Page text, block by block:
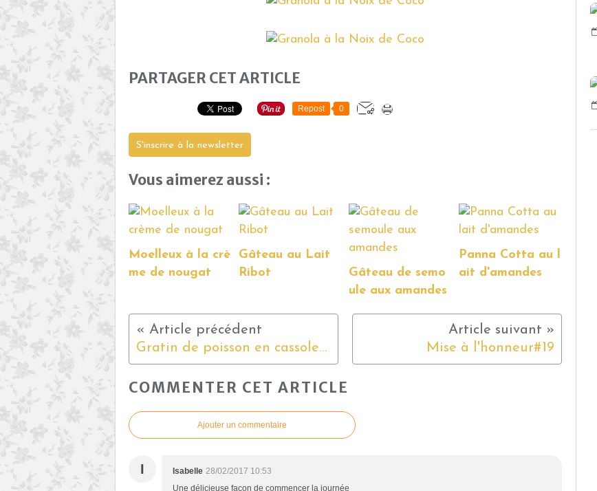
PARTAGER CET ARTICLE
Repost 0
S'inscrire à la newsletter
Vous aimerez aussi :
Moelleux à la crè
me de nougat
Gâteau au Lait
Ribot
Gâteau de semo
ule aux amandes
Panna Cotta au l
ait d'amandes
Gratin de poisson en cassolette Mise à l'honneur#19
COMMENTER CET ARTICLE
Ajouter un commentaire
I Isabelle 28/02/2017 10:53
Une délicieuse façon de commencer la journée